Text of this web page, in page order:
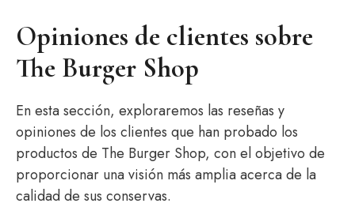
Opiniones de clientes sobre
The Burger Shop
En esta sección, exploraremos las reseñas y
opiniones de los clientes que han probado los
productos de The Burger Shop, con el objetivo de
proporcionar una visión más amplia acerca de la
calidad de sus conservas.